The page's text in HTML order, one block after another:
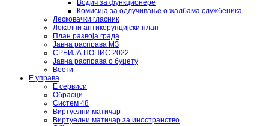
Водич за функционере
Комисија за одлучивање о жалбама службеника
Лесковачки гласник
Локални антикорупцијски план
План развоја града
Јавна расправа МЗ
СРБИЈА ПОПИС 2022
Јавна расправа о буџету
Вести
Е управа
Е сервиси
Обрасци
Систем 48
Виртуелни матичар
Виртуелни матичар за иностранство